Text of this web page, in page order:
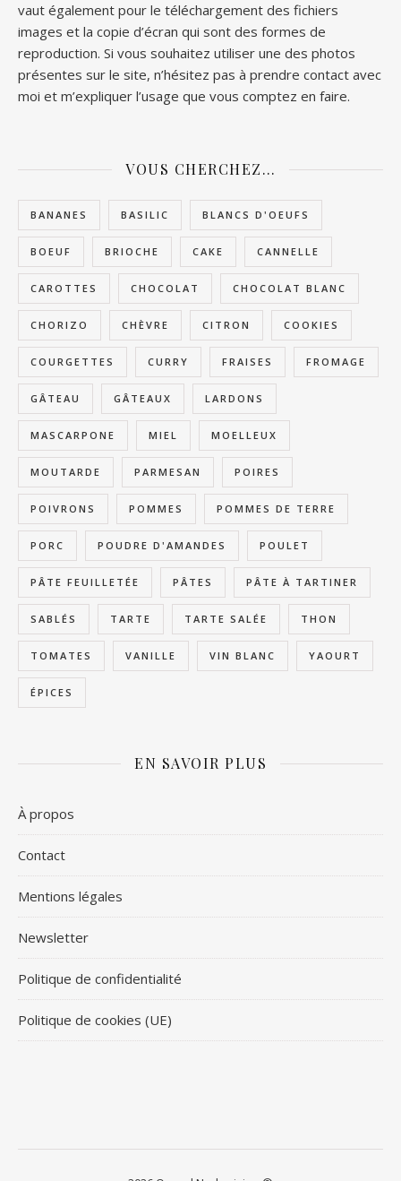
vaut également pour le téléchargement des fichiers
images et la copie d’écran qui sont des formes de
reproduction. Si vous souhaitez utiliser une des photos
présentes sur le site, n’hésitez pas à prendre contact avec
moi et m’expliquer l’usage que vous comptez en faire.
VOUS CHERCHEZ…
BANANES BASILIC BLANCS D'OEUFS
BOEUF BRIOCHE CAKE CANNELLE
CAROTTES CHOCOLAT CHOCOLAT BLANC
CHORIZO CHÈVRE CITRON COOKIES
COURGETTES CURRY FRAISES FROMAGE
GÂTEAU GÂTEAUX LARDONS
MASCARPONE MIEL MOELLEUX
MOUTARDE PARMESAN POIRES
POIVRONS POMMES POMMES DE TERRE
PORC POUDRE D'AMANDES POULET
PÂTE FEUILLETÉE PÂTES PÂTE À TARTINER
SABLÉS TARTE TARTE SALÉE THON
TOMATES VANILLE VIN BLANC YAOURT
ÉPICES
EN SAVOIR PLUS
À propos
Contact
Mentions légales
Newsletter
Politique de confidentialité
Politique de cookies (UE)